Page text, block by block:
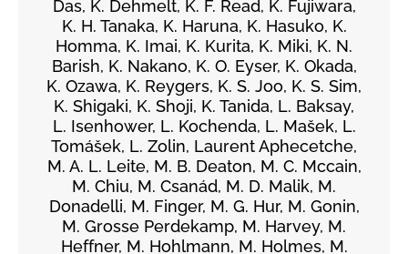
Das, K. Dehmelt, K. F. Read, K. Fujiwara,
K. H. Tanaka, K. Haruna, K. Hasuko, K.
Homma, K. Imai, K. Kurita, K. Miki, K. N.
Barish, K. Nakano, K. O. Eyser, K. Okada,
K. Ozawa, K. Reygers, K. S. Joo, K. S. Sim,
K. Shigaki, K. Shoji, K. Tanida, L. Baksay,
L. Isenhower, L. Kochenda, L. Mašek, L.
Tomášek, L. Zolin, Laurent Aphecetche,
M. A. L. Leite, M. B. Deaton, M. C. Mccain,
M. Chiu, M. Csanád, M. D. Malik, M.
Donadelli, M. Finger, M. G. Hur, M. Gonin,
M. Grosse Perdekamp, M. Harvey, M.
Heffner, M. Hohlmann, M. Holmes, M.